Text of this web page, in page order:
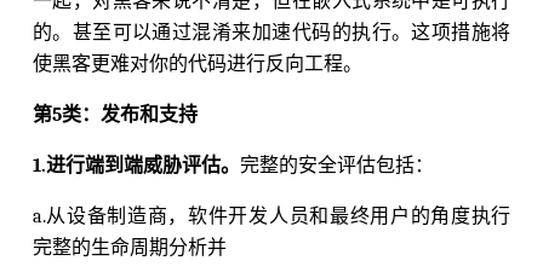
的。甚至可以通过混淆来加速代码的执行。这项措施将
使黑客更难对你的代码进行反向工程。
第5类：发布和支持
1.进行端到端威胁评估。 完整的安全评估包括：
a.从设备制造商，软件开发人员和最终用户的角度执行
完整的生命周期分析并